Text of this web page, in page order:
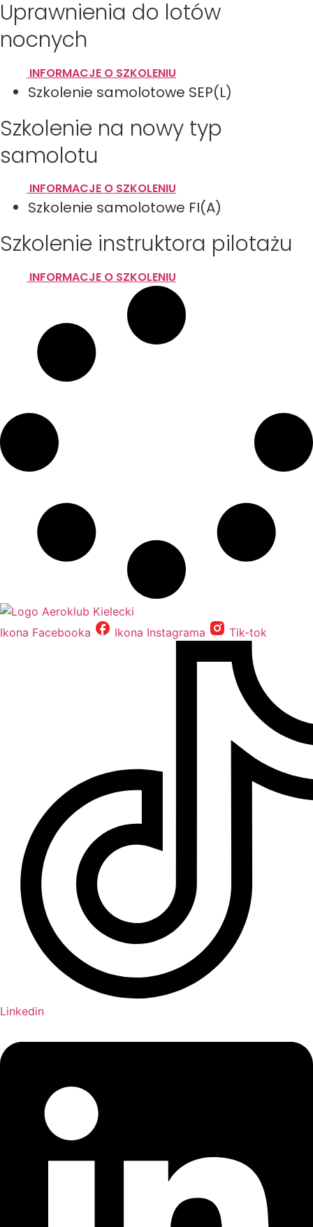
Uprawnienia do lotów
nocnych
INFORMACJE O SZKOLENIU
Szkolenie samolotowe SEP(L)
Szkolenie na nowy typ
samolotu
INFORMACJE O SZKOLENIU
Szkolenie samolotowe FI(A)
Szkolenie instruktora pilotażu
INFORMACJE O SZKOLENIU
Ikona Facebooka Ikona Instagrama Tik-tok
Linkedin